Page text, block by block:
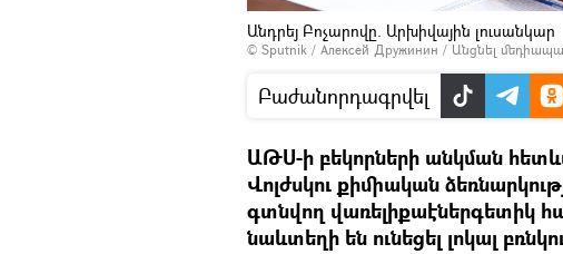
Անդրեյ Բոչարովը. Արխիվային լուսանկար
© Sputnik / Алексей Дружинин / Անցնել
Բաժանորդագրվել
ԱԹՍ-ի բեկորների անկման
Վոլժսկու քիմիական
գտնվող վառելիքաէներգետիկ
նաևտեղի են ունեցել լոկալ